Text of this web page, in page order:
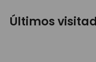
Últimos